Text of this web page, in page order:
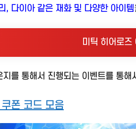
, 다이아 같은 재화 및 다양한 아이템
미틱 히어로즈
지를 통해서 진행되는 이벤트를 통해
폰 코드 모음